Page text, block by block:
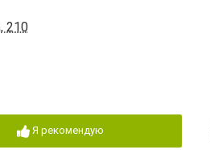
210
Я рекомендую